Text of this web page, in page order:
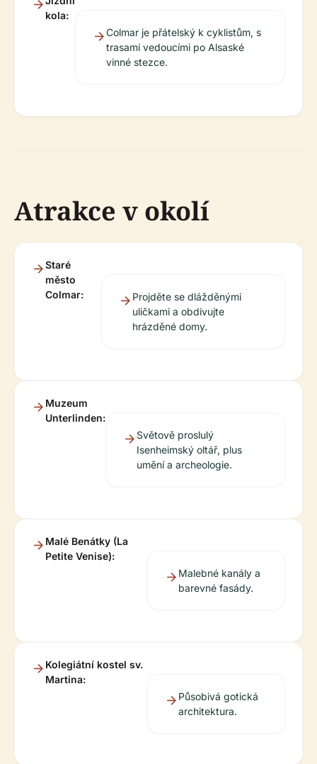
kola:
Colmar je přátelský k cyklistům, s
trasami vedoucími po Alsaské
vinné stezce.
Atrakce v okolí
Staré
město
Colmar:
Projděte se dlážděnými
uličkami a obdivujte
hrázděné domy.
Muzeum
Unterlinden:
Světově proslulý
Isenheimský oltář, plus
umění a archeologie.
Malé Benátky (La
Petite Venise):
Malebné kanály a
barevné fasády.
Kolegiátní kostel sv.
Martina:
Působivá gotická
architektura.